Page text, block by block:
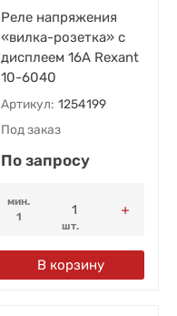
Реле напряжения
«вилка-розетка» с
дисплеем 16А Rexant
10-6040
Артикул: 1254199
Под заказ
По запросу
мин.
1
шт.
В корзину